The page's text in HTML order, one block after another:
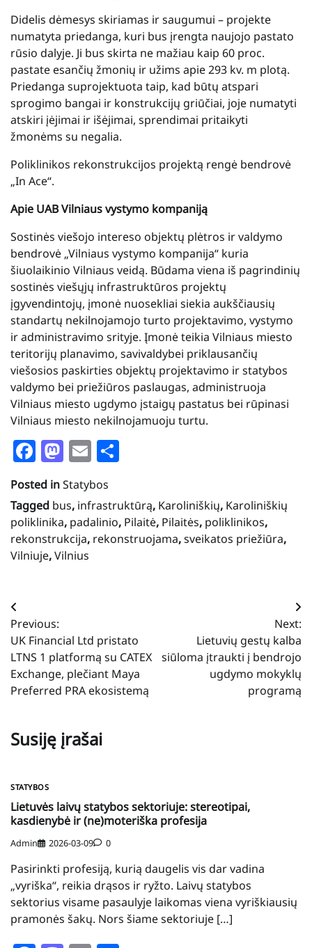
Didelis dėmesys skiriamas ir saugumui – projekte
numatyta priedanga, kuri bus įrengta naujojo pastato
rūsio dalyje. Ji bus skirta ne mažiau kaip 60 proc.
pastate esančių žmonių ir užims apie 293 kv. m plotą.
Priedanga suprojektuota taip, kad būtų atspari
sprogimo bangai ir konstrukcijų griūčiai, joje numatyti
atskiri įėjimai ir išėjimai, sprendimai pritaikyti
žmonėms su negalia.
Poliklinikos rekonstrukcijos projektą rengė bendrovė
„In Ace“.
Apie UAB Vilniaus vystymo kompaniją
Sostinės viešojo intereso objektų plėtros ir valdymo
bendrovė „Vilniaus vystymo kompanija“ kuria
šiuolaikinio Vilniaus veidą. Būdama viena iš pagrindinių
sostinės viešųjų infrastruktūros projektų
įgyvendintojų, įmonė nuosekliai siekia aukščiausių
standartų nekilnojamojo turto projektavimo, vystymo
ir administravimo srityje. Įmonė teikia Vilniaus miesto
teritorijų planavimo, savivaldybei priklausančių
viešosios paskirties objektų projektavimo ir statybos
valdymo bei priežiūros paslaugas, administruoja
Vilniaus miesto ugdymo įstaigų pastatus bei rūpinasi
Vilniaus miesto nekilnojamuoju turtu.
Facebook
Mastodon
Email
Posted inStatybos
Tagged bus, infrastruktūrą, Karoliniškių, Karoliniškių
poliklinika, padalinio, Pilaitė, Pilaitės, poliklinikos,
rekonstrukcija, rekonstruojama,sveikatos priežiūra,
Vilniuje,Vilnius
Navigacija
tarp
įrašų
Previous:
UK Financial Ltd pristato
LTNS 1 platformą su CATEX
Exchange, plečiant Maya
Preferred PRA ekosistemą
Next:
Lietuvių gestų kalba
siūloma įtraukti į bendrojo
ugdymo mokyklų
programą
Susiję įrašai
STATYBOS
Lietuvės laivų statybos sektoriuje: stereotipai,
kasdienybė ir (ne)moteriška profesija
Admin 2026-03-09 0
Pasirinkti profesiją, kurią daugelis vis dar vadina
„vyriška“, reikia drąsos ir ryžto. Laivų statybos
sektorius visame pasaulyje laikomas viena vyriškiausių
pramonės šakų. Nors šiame sektoriuje […]